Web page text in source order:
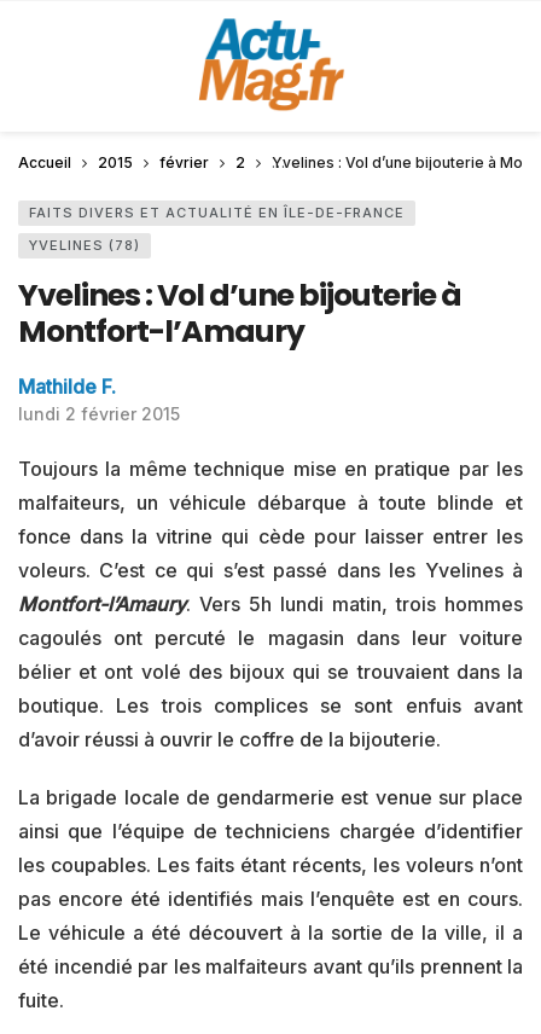
Accueil 2015 février 2 Yvelines : Vol d’une bijouterie à
FAITS DIVERS ET ACTUALITÉ EN ÎLE-DE-FRANCE
YVELINES (78)
Yvelines : Vol d’une bijouterie à
Montfort-l’Amaury
Mathilde F.
lundi 2 février 2015
Toujours la même technique mise en pratique par les
malfaiteurs, un véhicule débarque à toute blinde et
fonce dans la vitrine qui cède pour laisser entrer les
voleurs. C’est ce qui s’est passé dans les Yvelines à
Montfort-l’Amaury. Vers 5h lundi matin, trois hommes
cagoulés ont percuté le magasin dans leur voiture
bélier et ont volé des bijoux qui se trouvaient dans la
boutique. Les trois complices se sont enfuis avant
d’avoir réussi à ouvrir le coffre de la bijouterie.
La brigade locale de gendarmerie est venue sur place
ainsi que l’équipe de techniciens chargée d’identifier
les coupables. Les faits étant récents, les voleurs n’ont
pas encore été identifiés mais l’enquête est en cours.
Le véhicule a été découvert à la sortie de la ville, il a
été incendié par les malfaiteurs avant qu’ils prennent la
fuite.